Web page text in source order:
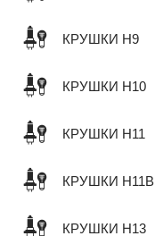
КРУШКИ H9
КРУШКИ H10
КРУШКИ H11
КРУШКИ H11B
КРУШКИ H13